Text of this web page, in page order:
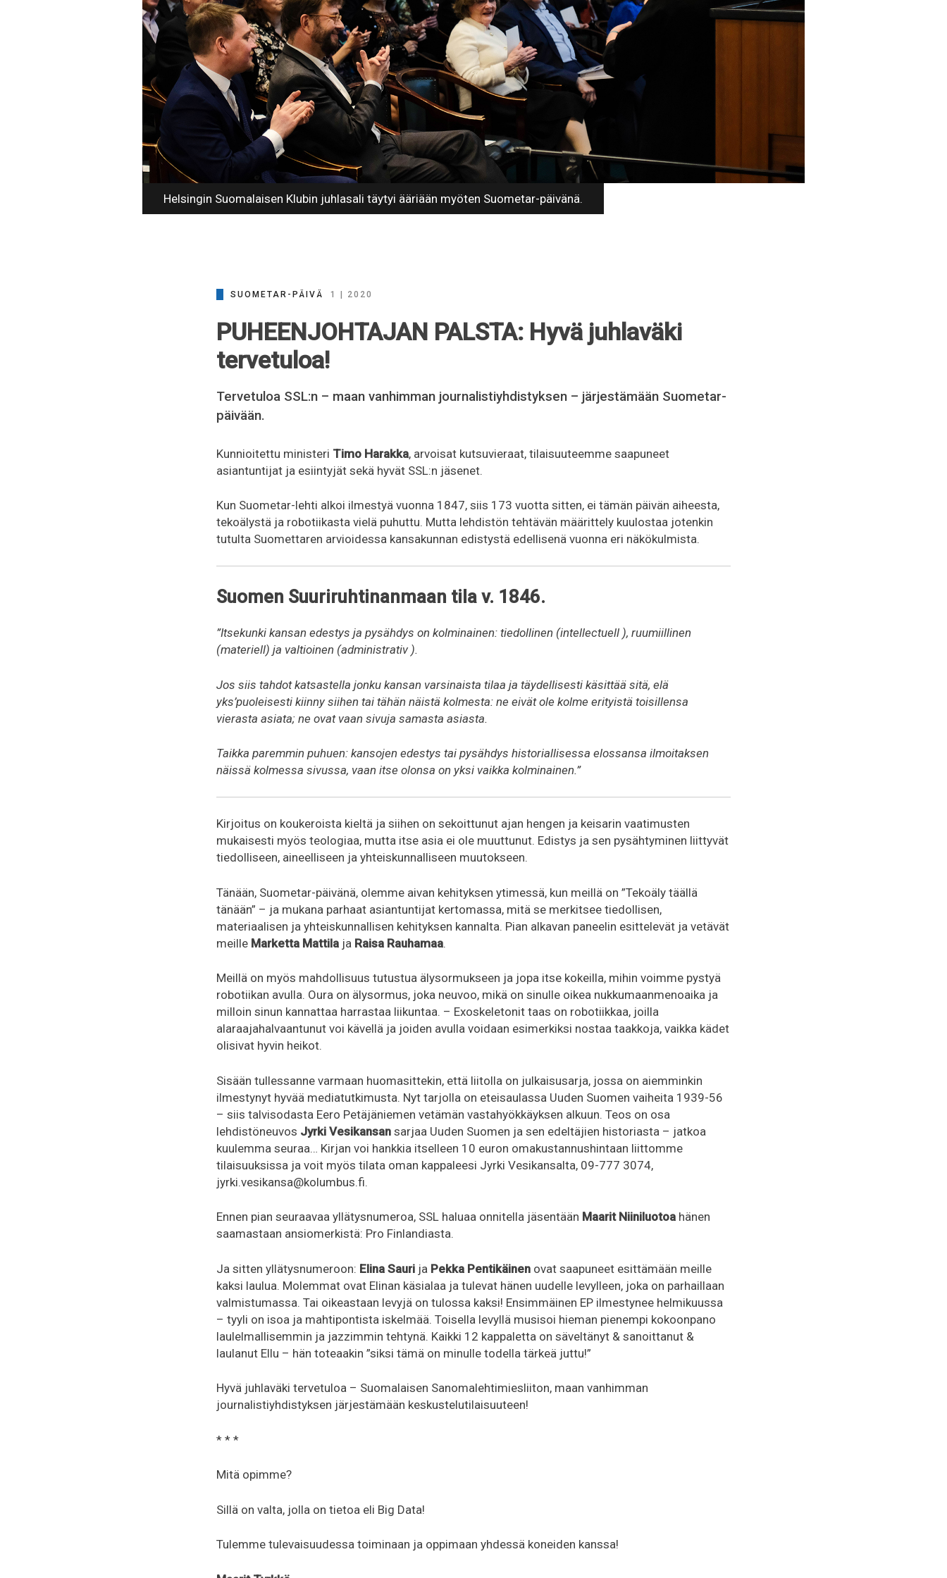
Helsingin Suomalaisen Klubin juhlasali täytyi ääriään myöten Suometar-päivänä.
SUOMETAR-PÄIVÄ 1 | 2020
PUHEENJOHTAJAN PALSTA: Hyvä juhlaväki
tervetuloa!
Tervetuloa SSL:n – maan vanhimman journalistiyhdistyksen – järjestämään Suometar-
päivään.
Kunnioitettu ministeri Timo Harakka, arvoisat kutsuvieraat, tilaisuuteemme saapuneet
asiantuntijat ja esiintyjät sekä hyvät SSL:n jäsenet.
Kun Suometar-lehti alkoi ilmestyä vuonna 1847, siis 173 vuotta sitten, ei tämän päivän aiheesta,
tekoälystä ja robotiikasta vielä puhuttu. Mutta lehdistön tehtävän määrittely kuulostaa jotenkin
tutulta Suomettaren arvioidessa kansakunnan edistystä edellisenä vuonna eri näkökulmista.
Suomen Suuriruhtinanmaan tila v. 1846.
”Itsekunki kansan edestys ja pysähdys on kolminainen: tiedollinen (intellectuell ), ruumiillinen
(materiell) ja valtioinen (administrativ ).
Jos siis tahdot katsastella jonku kansan varsinaista tilaa ja täydellisesti käsittää sitä, elä
yks’puoleisesti kiinny siihen tai tähän näistä kolmesta: ne eivät ole kolme erityistä toisillensa
vierasta asiata; ne ovat vaan sivuja samasta asiasta.
Taikka paremmin puhuen: kansojen edestys tai pysähdys historiallisessa elossansa ilmoitaksen
näissä kolmessa sivussa, vaan itse olonsa on yksi vaikka kolminainen.”
Kirjoitus on koukeroista kieltä ja siihen on sekoittunut ajan hengen ja keisarin vaatimusten
mukaisesti myös teologiaa, mutta itse asia ei ole muuttunut. Edistys ja sen pysähtyminen liittyvät
tiedolliseen, aineelliseen ja yhteiskunnalliseen muutokseen.
Tänään, Suometar-päivänä, olemme aivan kehityksen ytimessä, kun meillä on ”Tekoäly täällä
tänään” – ja mukana parhaat asiantuntijat kertomassa, mitä se merkitsee tiedollisen,
materiaalisen ja yhteiskunnallisen kehityksen kannalta. Pian alkavan paneelin esittelevät ja vetävät
meille Marketta Mattila ja Raisa Rauhamaa.
Meillä on myös mahdollisuus tutustua älysormukseen ja jopa itse kokeilla, mihin voimme pystyä
robotiikan avulla. Oura on älysormus, joka neuvoo, mikä on sinulle oikea nukkumaanmenoaika ja
milloin sinun kannattaa harrastaa liikuntaa. – Exoskeletonit taas on robotiikkaa, joilla
alaraajahalvaantunut voi kävellä ja joiden avulla voidaan esimerkiksi nostaa taakkoja, vaikka kädet
olisivat hyvin heikot.
Sisään tullessanne varmaan huomasittekin, että liitolla on julkaisusarja, jossa on aiemminkin
ilmestynyt hyvää mediatutkimusta. Nyt tarjolla on eteisaulassa Uuden Suomen vaiheita 1939-56
– siis talvisodasta Eero Petäjäniemen vetämän vastahyökkäyksen alkuun. Teos on osa
lehdistöneuvos Jyrki Vesikansan sarjaa Uuden Suomen ja sen edeltäjien historiasta – jatkoa
kuulemma seuraa… Kirjan voi hankkia itselleen 10 euron omakustannushintaan liittomme
tilaisuuksissa ja voit myös tilata oman kappaleesi Jyrki Vesikansalta, 09-777 3074,
jyrki.vesikansa@kolumbus.fi.
Ennen pian seuraavaa yllätysnumeroa, SSL haluaa onnitella jäsentään Maarit Niiniluotoa hänen
saamastaan ansiomerkistä: Pro Finlandiasta.
Ja sitten yllätysnumeroon: Elina Sauri ja Pekka Pentikäinen ovat saapuneet esittämään meille
kaksi laulua. Molemmat ovat Elinan käsialaa ja tulevat hänen uudelle levylleen, joka on parhaillaan
valmistumassa. Tai oikeastaan levyjä on tulossa kaksi! Ensimmäinen EP ilmestynee helmikuussa
– tyyli on isoa ja mahtipontista iskelmää. Toisella levyllä musisoi hieman pienempi kokoonpano
laulelmallisemmin ja jazzimmin tehtynä. Kaikki 12 kappaletta on säveltänyt & sanoittanut &
laulanut Ellu – hän toteaakin ”siksi tämä on minulle todella tärkeä juttu!”
Hyvä juhlaväki tervetuloa – Suomalaisen Sanomalehtimiesliiton, maan vanhimman
journalistiyhdistyksen järjestämään keskustelutilaisuuteen!
* * *
Mitä opimme?
Sillä on valta, jolla on tietoa eli Big Data!
Tulemme tulevaisuudessa toiminaan ja oppimaan yhdessä koneiden kanssa!